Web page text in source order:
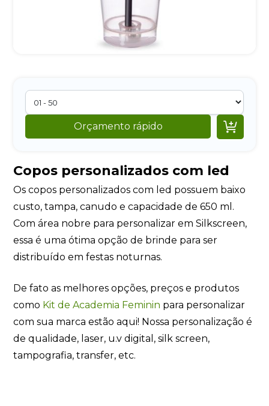
Orçamento rápido 
Copos personalizados com led
Os copos personalizados com led possuem baixo
custo, tampa, canudo e capacidade de 650 ml.
Com área nobre para personalizar em Silkscreen,
essa é uma ótima opção de brinde para ser
distribuído em festas noturnas.
De fato as melhores opções, preços e produtos
como Kit de Academia Feminin para personalizar
com sua marca estão aqui! Nossa personalização é
de qualidade, laser, u.v digital, silk screen,
tampografia, transfer, etc.